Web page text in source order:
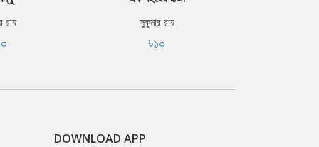
রায় সুকুমার রায়
৳১০
DOWNLOAD APP